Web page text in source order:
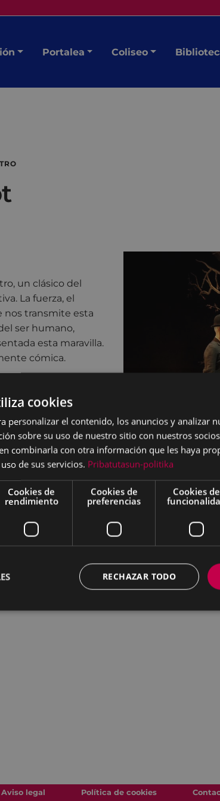
Portalea Coliseo
un clásico del
La fuerza, el
nos transmite esta
ser humano,
esta maravilla.
cómica.
que mientras están
se reconcilian, se
más extraña, el
emisario. Raudales
aun en
o por lo menos
a poner los
una humilde
y comicidad de
en la poesía y
Juan Díaz, Fernando
Aviso legal Política de cookies
cookies
personalizar el contenido, los anuncios y analizar
sobre su uso de nuestro sitio con nuestros
combinarla con otra información que les haya
de sus servicios. Pribatutasun-politika
Cookies de
rendimiento
Cookies de
preferencias
Cookies de
RECHAZAR TODO